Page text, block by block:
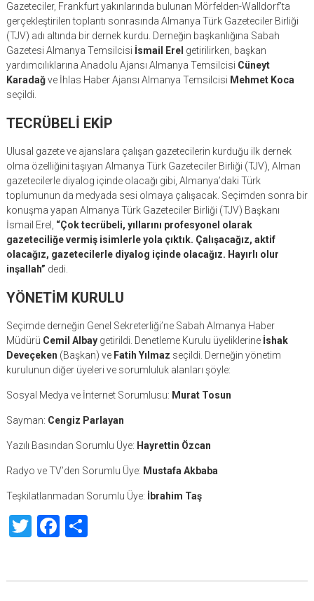
Gazeteciler, Frankfurt yakınlarında bulunan Mörfelden-Walldorf’ta
gerçekleştirilen toplantı sonrasında Almanya Türk Gazeteciler Birliği
(TJV) adı altında bir dernek kurdu. Derneğin başkanlığına Sabah
Gazetesi Almanya Temsilcisi İsmail Erel getirilirken, başkan
yardımcılıklarına Anadolu Ajansı Almanya Temsilcisi Cüneyt
Karadağve İhlas Haber Ajansı Almanya Temsilcisi Mehmet Koca
seçildi.
TECRÜBELİ EKİP
Ulusal gazete ve ajanslara çalışan gazetecilerin kurduğu ilk dernek
olma özelliğini taşıyan Almanya Türk Gazeteciler Birliği (TJV), Alman
gazetecilerle diyalog içinde olacağı gibi, Almanya’daki Türk
toplumunun da medyada sesi olmaya çalışacak. Seçimden sonra bir
konuşma yapan Almanya Türk Gazeteciler Birliği (TJV) Başkanı
İsmail Erel, “Çok tecrübeli, yıllarını profesyonel olarak
gazeteciliğe vermiş isimlerle yola çıktık. Çalışacağız, aktif
olacağız, gazetecilerle diyalog içinde olacağız. Hayırlı olur
inşallah” dedi.
YÖNETİM KURULU
Seçimde derneğin Genel Sekreterliği’ne Sabah Almanya Haber
Müdürü Cemil Albaygetirildi. Denetleme Kurulu üyeliklerine İshak
Deveçeken (Başkan) ve Fatih Yılmaz seçildi. Derneğin yönetim
kurulunun diğer üyeleri ve sorumluluk alanları şöyle:
Sosyal Medya ve İnternet Sorumlusu: Murat Tosun
Sayman: Cengiz Parlayan
Yazılı Basından Sorumlu Üye: Hayrettin Özcan
Radyo ve TV’den Sorumlu Üye: Mustafa Akbaba
Teşkilatlanmadan Sorumlu Üye: İbrahim Taş
TwitterFacebook
Share